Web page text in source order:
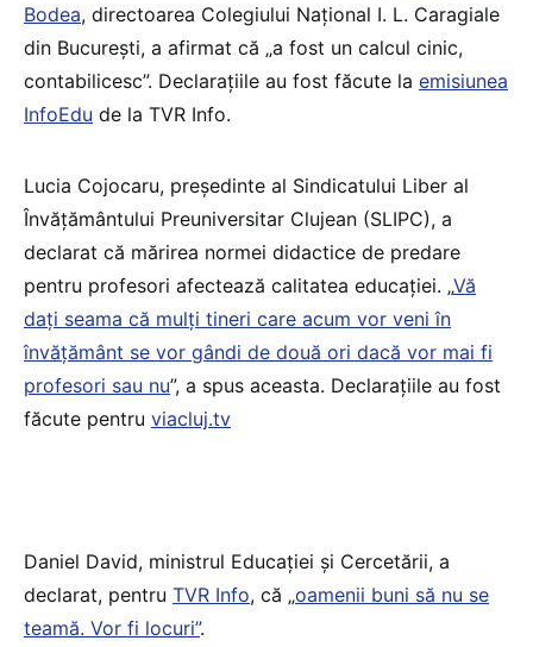
Bodea, directoarea Colegiului Național I. L. Caragiale
din București, a afirmat că „a fost un calcul cinic,
contabilicesc”. Declarațiile au fost făcute la emisiunea
InfoEdu de la TVR Info.
Lucia Cojocaru, președinte al Sindicatului Liber al
Învățământului Preuniversitar Clujean (SLIPC), a
declarat că mărirea normei didactice de predare
pentru profesori afectează calitatea educației. „Vă
dați seama că mulți tineri care acum vor veni în
învățământ se vor gândi de două ori dacă vor mai fi
profesori sau nu”, a spus aceasta. Declarațiile au fost
făcute pentru viacluj.tv
Daniel David, ministrul Educației și Cercetării, a
declarat, pentru TVR Info, că „oamenii buni să nu se
teamă. Vor fi locuri”.